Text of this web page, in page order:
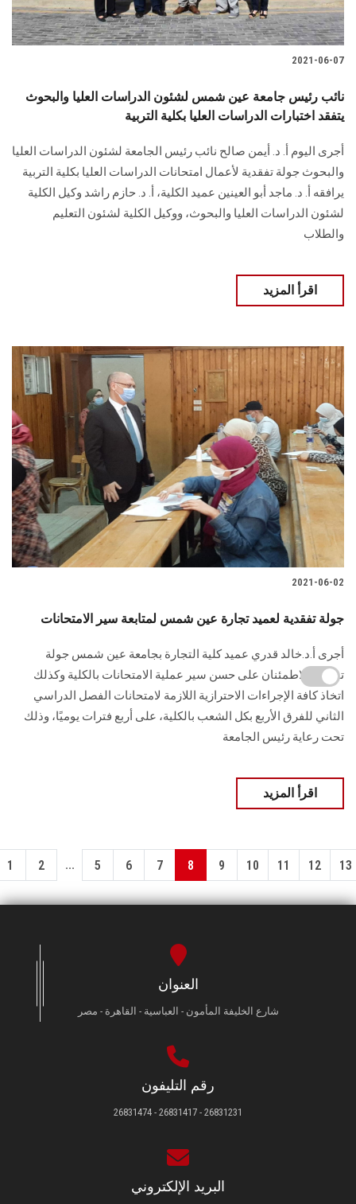
2021-06-07
نائب رئيس جامعة عين شمس لشئون الدراسات العليا والبحوث
يتفقد اختبارات الدراسات العليا بكلية التربية
أجرى اليوم أ. د. أيمن صالح نائب رئيس الجامعة لشئون الدراسات العليا
والبحوث جولة تفقدية لأعمال امتحانات الدراسات العليا بكلية التربية
يرافقه أ. د. ماجد أبو العينين عميد الكلية، أ. د. حازم راشد وكيل الكلية
لشئون الدراسات العليا والبحوث، ووكيل الكلية لشئون التعليم
والطلاب
اقرأ المزيد
2021-06-02
جولة تفقدية لعميد تجارة عين شمس لمتابعة سير الامتحانات
أجرى أ.د.خالد قدري عميد كلية التجارة بجامعة عين شمس جولة
تفقدية للاطمئنان على حسن سير عملية الامتحانات بالكلية وكذلك
اتخاذ كافة الإجراءات الاحترازية اللازمة لامتحانات الفصل الدراسي
الثاني للفرق الأربع بكل الشعب بالكلية، على أربع فترات يوميًا، وذلك
تحت رعاية رئيس الجامعة
اقرأ المزيد
1 2 ... 5 6 7 8 9 10 11 12 13
العنوان
شارع الخليفة المأمون - العباسية - القاهرة - مصر
رقم التليفون
26831231 - 26831417 - 26831474
البريد الإلكتروني